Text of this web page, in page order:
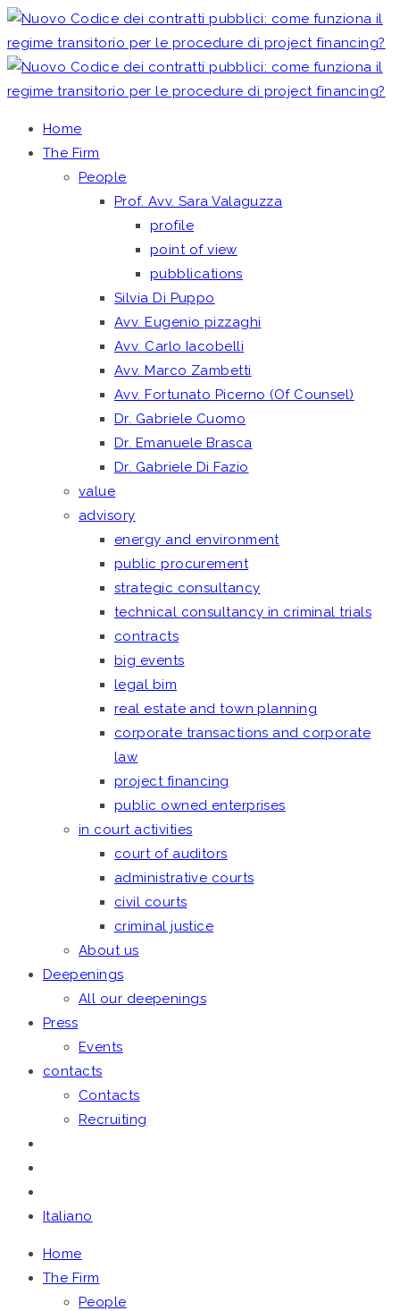
Home
The Firm
People
Prof. Avv. Sara Valaguzza
profile
point of view
pubblications
Silvia Di Puppo
Avv. Eugenio pizzaghi
Avv. Carlo Iacobelli
Avv. Marco Zambetti
Avv. Fortunato Picerno (Of Counsel)
Dr. Gabriele Cuomo
Dr. Emanuele Brasca
Dr. Gabriele Di Fazio
value
advisory
energy and environment
public procurement
strategic consultancy
technical consultancy in criminal trials
contracts
big events
legal bim
real estate and town planning
corporate transactions and corporate
law
project financing
public owned enterprises
in court activities
court of auditors
administrative courts
civil courts
criminal justice
About us
Deepenings
All our deepenings
Press
Events
contacts
Contacts
Recruiting
Italiano
Home
The Firm
People